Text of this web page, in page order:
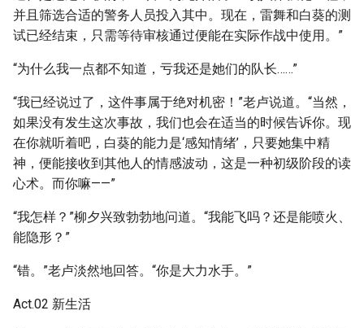
并且筛选合适的警务人员投入其中。现在，雷舞和白葵的测
试已经结束，只需等待审核通过便能在实际作战中使用。”
“为什么我一点都不知道，亏我还是她们的队长……”
“我已经说过了，这件事属于绝对机密！”老卢说道。“当然，
如果没有发生这次事故，我们也会在适当的时候告诉你。现
在你就听着吧，白葵的能力是‘感知情绪’，只要她集中精
神，便能接收到其他人的情感波动，这是一种初级阶段的读
心术。而你嘛——”
“我怎样？”柳夕兴致勃勃地问道。“我能飞吗？还是能喷火、
能隐形？”
“错。”老卢淡然地回答。“你是大力水手。”
Act.02 新生活